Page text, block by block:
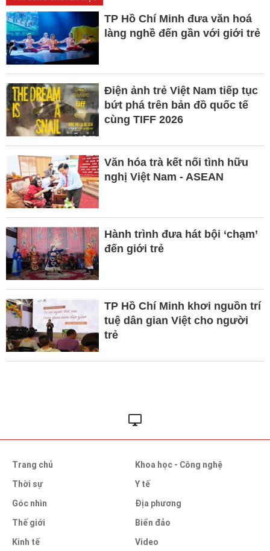
TP Hồ Chí Minh đưa văn hoá
làng nghề đến gần với giới trẻ
Điện ảnh trẻ Việt Nam tiếp tục
bứt phá trên bản đồ quốc tế
cùng TIFF 2026
Văn hóa trà kết nối tình hữu
nghị Việt Nam - ASEAN
Hành trình đưa hát bội ‘chạm’
đến giới trẻ
TP Hồ Chí Minh khơi nguồn trí
tuệ dân gian Việt cho người
trẻ
Trang chủ
Thời sự
Góc nhìn
Thế giới
Kinh tế
Khoa học - Công nghệ
Y tế
Địa phương
Biển đảo
Video